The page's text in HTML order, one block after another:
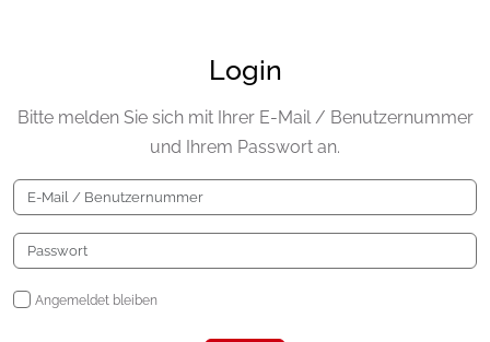
Login
Bitte melden Sie sich mit Ihrer E-Mail / Benutzernummer
und Ihrem Passwort an.
Angemeldet bleiben